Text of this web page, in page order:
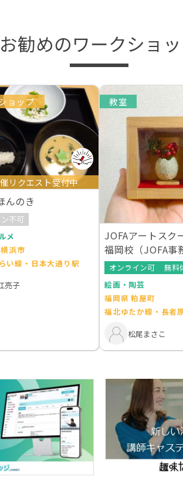
お勧めのワークショ
ョップ
リクエスト受付中
んのき
不可
メ
浜市
い線・日本大通り駅
亮子
教室
JOFAアートスク
福岡校（JOFA事
オンライン可
無料
絵画・陶芸
福岡県 粕屋町
福北ゆたか線・長者
松尾まさこ